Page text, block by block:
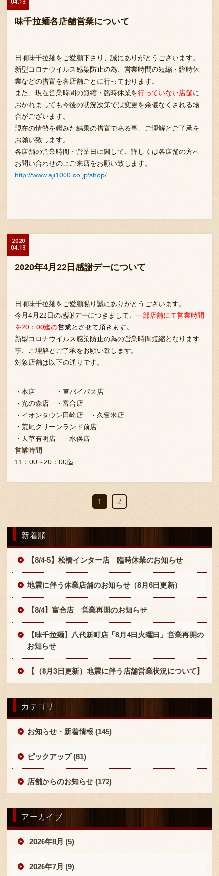
04.13
味千拉麺各店舗営業について
日頃味千拉麺をご愛顧下さり、誠にありがとうございます。
新型コロナウイルス感染防止の為、営業時間の短縮・臨時休
業などの措置を各店舗ごとに行っております。
また、現在営業時間の短縮・臨時休業を行っていない店舗に
おかれましても今後の状況次第では変更を余儀なくされる場
合がございます。
現在の情勢を鑑みた結果の措置である事、ご理解とご了承を
お願い致します。
各店舗の営業時間・営業日に関して、詳しくは各店舗の方へ
お問い合わせの上ご来店をお願い致します。
http://www.aji1000.co.jp/shop/
2020
04.13
2020年4月22日感謝デーについて
日頃味千拉麺をご愛顧賜り誠にありがとうございます。
今月4月22日の感謝デーにつきまして、 一部店舗にて営業時間
を20：00迄の営業とさせて頂きます。
新型コロナウイルス感染防止の為の営業時間短縮となります
事、ご理解とご了承をお願い致します。
対象店舗は以下の通りです。
・本店 ・東バイパス店
・光の森店 ・富合店
・イオンタウン田崎店 ・久留米店
・荒尾グリーンランド前店
・天草有明店 ・水俣店
営業時間
11：00～20：00迄
1 2
新着順
【8/4-5】松橋インター店 臨時休業のお知らせ
地震に伴う休業店舗のお知らせ（8月6日更新）
【8/4】富合店 営業再開のお知らせ
【味千拉麺】八代新町店「8月4日火曜日」営業再開の
お知らせ
【（8月3日更新）地震に伴う店舗営業状況について】
カテゴリ
お知らせ・新着情報 (145)
ピックアップ (81)
店舗からのお知らせ (172)
アーカイブ
2026年8月 (5)
2026年7月 (9)